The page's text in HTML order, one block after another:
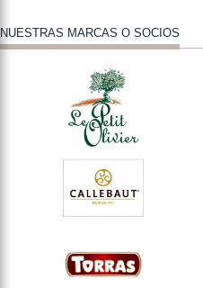
NUESTRAS MARCAS O SOCIOS